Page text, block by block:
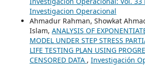
Investigacion Operacional
Ahmadur Rahman, Showkat
Islam, ANALYSIS OF
MODEL UNDER STEP STRESS
LIFE TESTING PLAN USING
CENSORED DATA , Investigación